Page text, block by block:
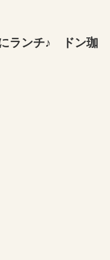
ランチ♪ ドン珈